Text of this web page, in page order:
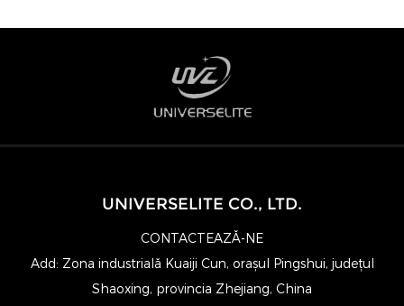
UNIVERSELITE CO., LTD.
CONTACTEAZĂ-NE
Add: Zona industrială Kuaiji Cun, orașul Pingshui, județul
Shaoxing, provincia Zhejiang, China